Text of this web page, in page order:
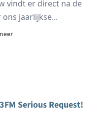
vindt er direct na de
jaarlijkse...
Serious Request!